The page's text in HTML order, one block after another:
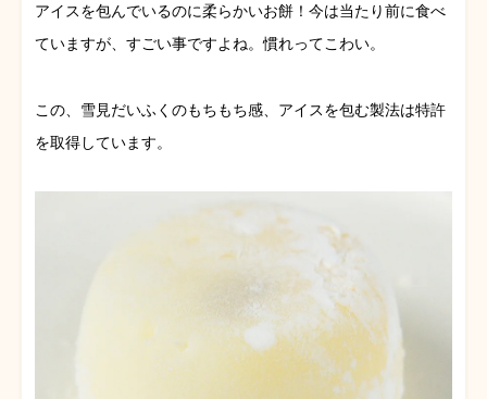
アイスを包んでいるのに柔らかいお餅！今は当たり前に食べ
ていますが、すごい事ですよね。慣れってこわい。
この、雪見だいふくのもちもち感、アイスを包む製法は特許
を取得しています。